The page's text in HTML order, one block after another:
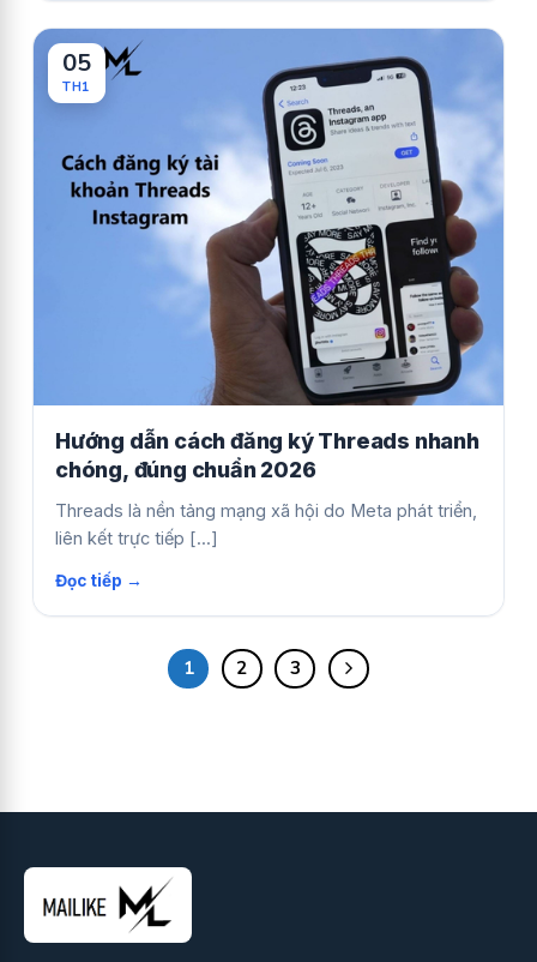
Hướng dẫn cách đăng ký Threads nhanh
chóng, đúng chuẩn 2026
Threads là nền tảng mạng xã hội do Meta phát triển,
liên kết trực tiếp [...]
05
TH1
1 2 3